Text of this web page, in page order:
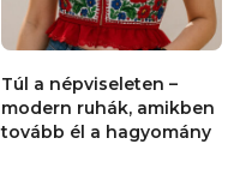
Túl a népviseleten –
modern ruhák, amikben
tovább él a hagyomány